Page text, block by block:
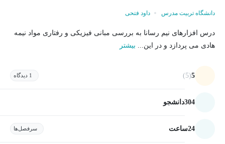
دانشگاه تربیت مدرس داود فتحی
درس افزارهای نیم رسانا به بررسی مبانی فیزیکی و رفتاری مواد نیمه
هادی می پردازد و در این... بیشتر
5
(5) 1 دیدگاه
304دانشجو
24ساعت سرفصل‌ها